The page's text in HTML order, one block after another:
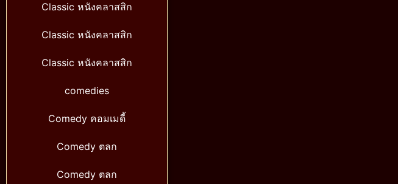
Classic หนังคลาสสิก
Classic หนังคลาสสิก
Classic หนังคลาสสิก
comedies
Comedy คอมเมดี้
Comedy ตลก
Comedy ตลก